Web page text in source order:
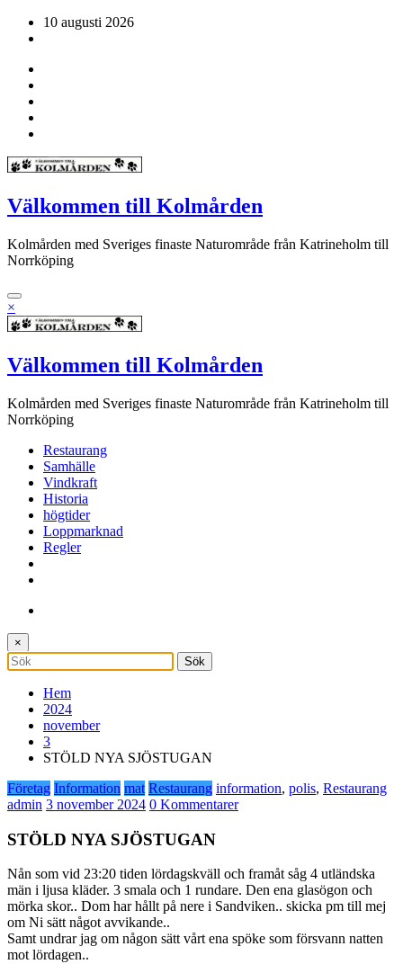
Hoppa10 augusti 2026
Välkommen till Kolmården
Kolmården med Sveriges finaste Naturområde från Katrineholm till
Norrköping
×
Välkommen till Kolmården
Kolmården med Sveriges finaste Naturområde från Katrineholm till
Norrköping
Restaurang
Samhälle
Vindkraft
Historia
högtider
Loppmarknad
Regler
×
Hem
2024
november
3
STÖLD NYA SJÖSTUGAN
Företag Information mat Restaurang information, polis, Restaurang
admin 3 november 2024 0 Kommentarer
STÖLD NYA SJÖSTUGAN
Nån som vid 23:20 tiden lördagskväll och framåt såg 4 utländska
män i ljusa kläder. 3 smala och 1 rundare. Den ena glasögon och
mörka skor.. Dom har hållt på nere i Sandviken.. skicka pm till mej
om Ni sätt något avvikande..
Samt undrar jag om någon sätt vårt ena spöke som försvann natten
mot lördagen..